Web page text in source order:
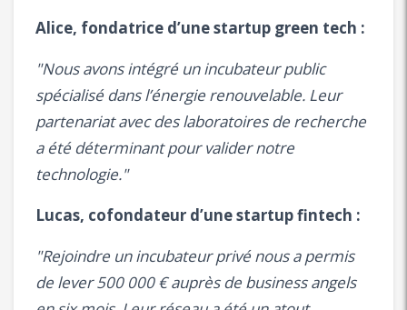
Alice, fondatrice d’une startup green tech :
"Nous avons intégré un incubateur public
spécialisé dans l’énergie renouvelable. Leur
partenariat avec des laboratoires de recherche
a été déterminant pour valider notre
technologie."
Lucas, cofondateur d’une startup fintech :
"Rejoindre un incubateur privé nous a permis
de lever 500 000 € auprès de business angels